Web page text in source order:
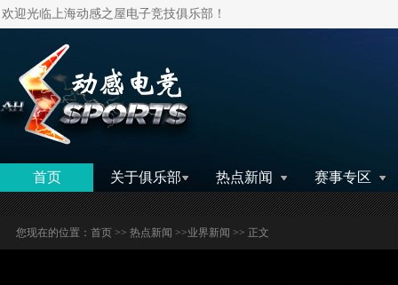
欢迎光临上海动感之屋电子竞技俱乐部！
首页 关于俱乐部 热点新闻 赛事专区
您现在的位置： 首页 >> 热点新闻 >>业界新闻 >> 正文